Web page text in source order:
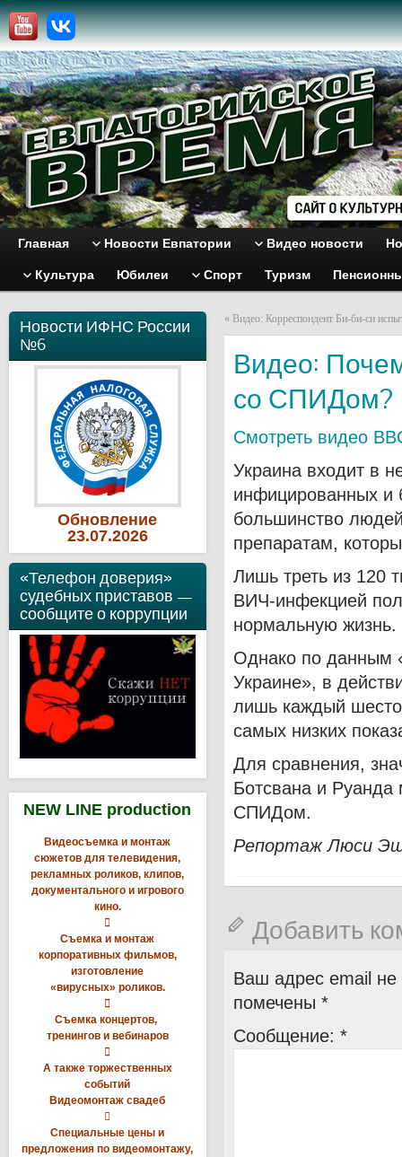
Главная Новости Евпатории Видео новости
Культура Юбилеи Спорт Туризм
Новости ИФНС России
№6
Обновление
23.07.2026
«Телефон доверия»
судебных приставов —
сообщите о коррупции
NEW LINE production
Видеосъемка и монтаж
сюжетов для телевидения,
рекламных роликов, клипов,
документального и игрового
кино.

Съемка и монтаж
корпоративных фильмов,
изготовление
«вирусных» роликов.

Съемка концертов,
тренингов и вебинаров

А также торжественных
событий
Видеомонтаж свадеб

Специальные цены и
предложения по видеомонтажу,
« Видео: Корреспондент Би-би-си
Видео:
со СПИДом?
Смотреть видео
Украина входит в
инфицированных
большинство
препаратам,
Лишь треть из 120
ВИЧ-инфекцией
нормальную жизнь.
Однако по данным
Украине», в
лишь каждый
самых низких
Для сравнения,
Ботсвана и Руанда
СПИДом.
Репортаж Люси
Добавить
Ваш адрес email не
помечены *
Сообщение: *